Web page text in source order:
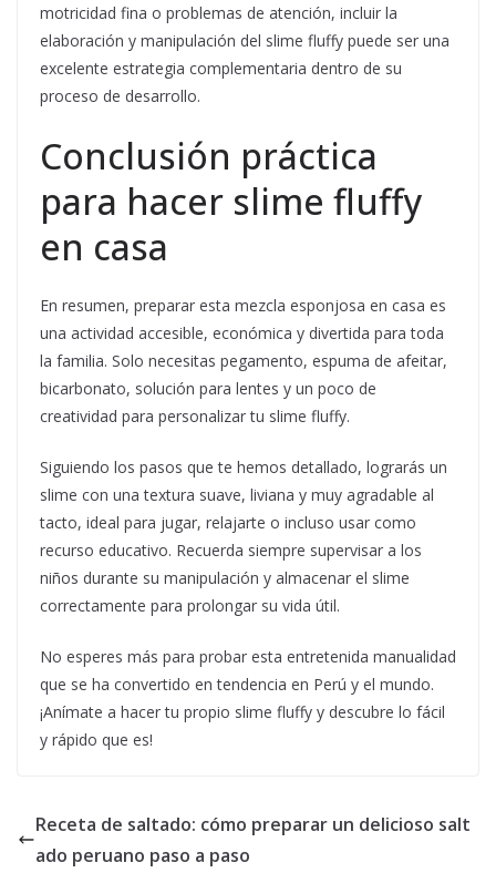
motricidad fina o problemas de atención, incluir la
elaboración y manipulación del slime fluffy puede ser una
excelente estrategia complementaria dentro de su
proceso de desarrollo.
Conclusión práctica
para hacer slime fluffy
en casa
En resumen, preparar esta mezcla esponjosa en casa es
una actividad accesible, económica y divertida para toda
la familia. Solo necesitas pegamento, espuma de afeitar,
bicarbonato, solución para lentes y un poco de
creatividad para personalizar tu slime fluffy.
Siguiendo los pasos que te hemos detallado, lograrás un
slime con una textura suave, liviana y muy agradable al
tacto, ideal para jugar, relajarte o incluso usar como
recurso educativo. Recuerda siempre supervisar a los
niños durante su manipulación y almacenar el slime
correctamente para prolongar su vida útil.
No esperes más para probar esta entretenida manualidad
que se ha convertido en tendencia en Perú y el mundo.
¡Anímate a hacer tu propio slime fluffy y descubre lo fácil
y rápido que es!
Receta de saltado: cómo preparar un delicioso salt
ado peruano paso a paso